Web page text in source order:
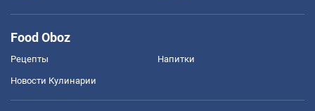
Food Oboz
Рецепты Напитки
Новости Кулинарии